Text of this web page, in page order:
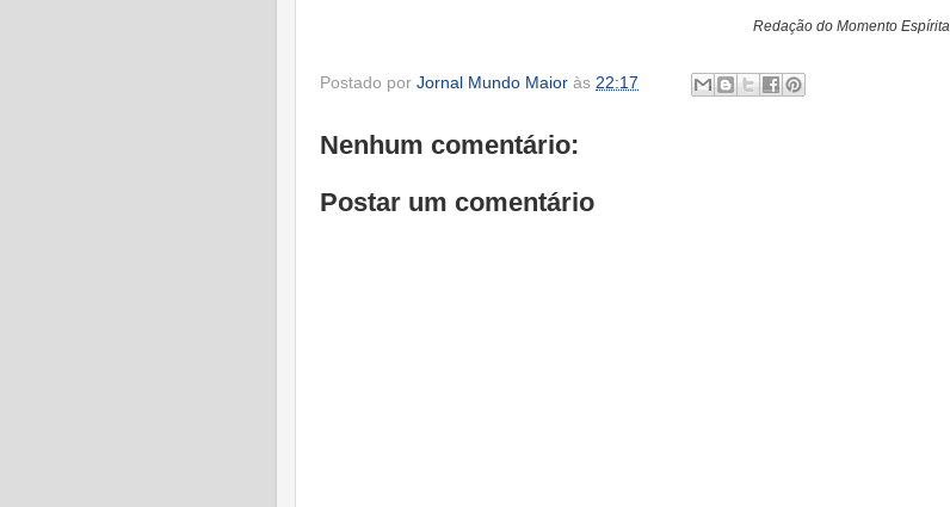
Redação do Momento Espírita
Postado por Jornal Mundo Maior às 22:17
Nenhum comentário:
Postar um comentário